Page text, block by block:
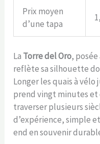
Prix moyen
d’une tapa
La Torre del Oro,
reflète sa silhouette
Longer les quais à vélo
prend vingt minutes et
traverser plusieurs
d’expérience, simple
end en souvenir